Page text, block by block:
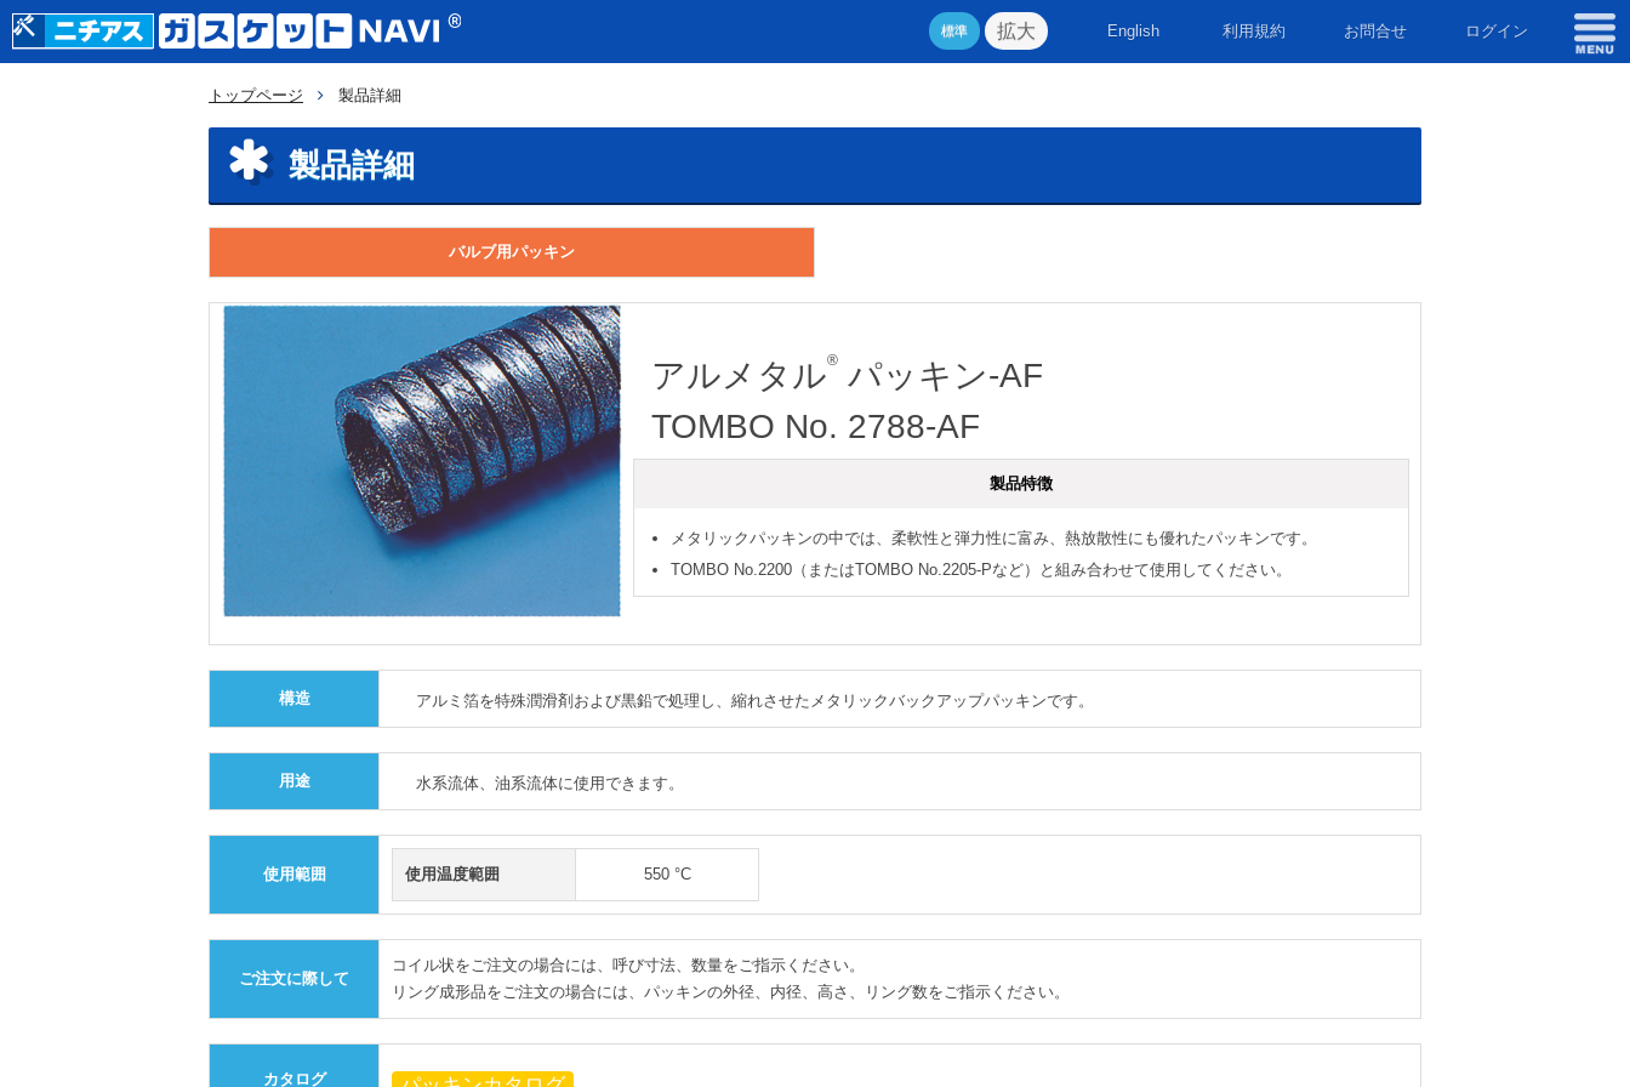
標準 拡大 English 利用規約 お問合せ ログイン
トップページ 製品詳細
製品詳細
バルブ用パッキン
アルメタル® パッキン-AF
TOMBO No. 2788-AF
製品特徴
メタリックパッキンの中では、柔軟性と弾力性に富み、熱放散性にも優れたパッキンです。
TOMBO No.2200（またはTOMBO No.2205-Pなど）と組み合わせて使用してください。
構造 アルミ箔を特殊潤滑剤および黒鉛で処理し、縮れさせたメタリックバックアップパッキンです。
用途 水系流体、油系流体に使用できます。
使用範囲 使用温度範囲 550 °C
ご注文に際して
コイル状をご注文の場合には、呼び寸法、数量をご指示ください。
リング成形品をご注文の場合には、パッキンの外径、内径、高さ、リング数をご指示ください。
カタログ